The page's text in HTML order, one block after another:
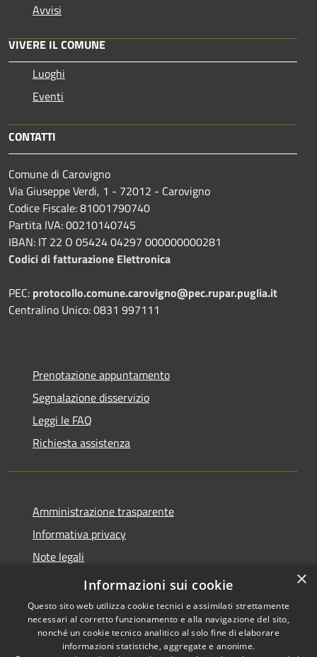
Avvisi
VIVERE IL COMUNE
Luoghi
Eventi
CONTATTI
Comune di Carovigno
Via Giuseppe Verdi, 1 - 72012 - Carovigno
Codice Fiscale: 81001790740
Partita IVA: 00210140745
IBAN: IT 22 O 05424 04297 000000000281
Codici di fatturazione Elettronica
PEC: protocollo.comune.carovigno@pec.rupar.puglia.it
Centralino Unico: 0831 997111
Prenotazione appuntamento
Segnalazione disservizio
Leggi le FAQ
Richiesta assistenza
Amministrazione trasparente
Informativa privacy
Note legali
Dichiarazione di accessibilità
Copyright © 2026 • Comune di
×
Informazioni sui cookie
Questo sito web utilizza cookie tecnici e assimilati strettamente
necessari al corretto funzionamento e alla navigazione del sito,
nonché un cookie tecnico analitico al solo fine di elaborare
informazioni statistiche, aggregate e anonime.